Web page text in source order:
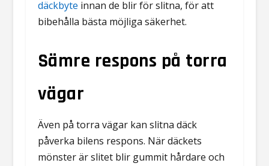
däckbyte innan de blir för slitna, för att
bibehålla bästa möjliga säkerhet.
Sämre respons på torra
vägar
Även på torra vägar kan slitna däck
påverka bilens respons. När däckets
mönster är slitet blir gummit hårdare och